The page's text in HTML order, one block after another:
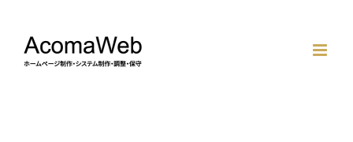
content